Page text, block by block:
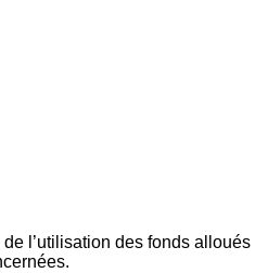
l’utilisation des fonds alloués